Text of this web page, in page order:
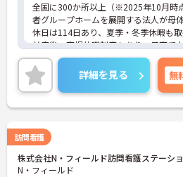
全国に300か所以上（※2025年10月時
者グループホームを展開する法人が母
休日は114日あり、夏季・冬季休暇も
前産後・育児休暇制度もあり、子育て
活躍中で、ワークライフバランスを大
働ける環境が整っています。研修制度や
の受講支援もあり、スキルアップもし
ト。将来的には管理者やエリアマネー
ャリアアップも目指せます。20代から
の職場です。介護経験を活かしたい方
をお持ちの方、安定した法人でキャリア
方におすすめです。
詳細を見る 無
訪問看護
株式会社N・フィールド訪問看護ステーシ
N・フィールド